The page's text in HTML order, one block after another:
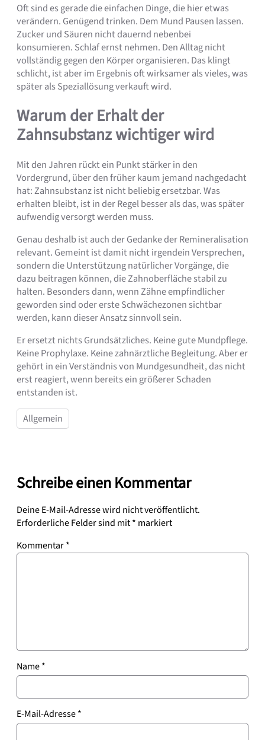
Oft sind es gerade die einfachen Dinge, die hier etwas
verändern. Genügend trinken. Dem Mund Pausen lassen.
Zucker und Säuren nicht dauernd nebenbei
konsumieren. Schlaf ernst nehmen. Den Alltag nicht
vollständig gegen den Körper organisieren. Das klingt
schlicht, ist aber im Ergebnis oft wirksamer als vieles, was
später als Speziallösung verkauft wird.
Warum der Erhalt der
Zahnsubstanz wichtiger wird
Mit den Jahren rückt ein Punkt stärker in den
Vordergrund, über den früher kaum jemand nachgedacht
hat: Zahnsubstanz ist nicht beliebig ersetzbar. Was
erhalten bleibt, ist in der Regel besser als das, was später
aufwendig versorgt werden muss.
Genau deshalb ist auch der Gedanke der Remineralisation
relevant. Gemeint ist damit nicht irgendein Versprechen,
sondern die Unterstützung natürlicher Vorgänge, die
dazu beitragen können, die Zahnoberfläche stabil zu
halten. Besonders dann, wenn Zähne empfindlicher
geworden sind oder erste Schwächezonen sichtbar
werden, kann dieser Ansatz sinnvoll sein.
Er ersetzt nichts Grundsätzliches. Keine gute Mundpflege.
Keine Prophylaxe. Keine zahnärztliche Begleitung. Aber er
gehört in ein Verständnis von Mundgesundheit, das nicht
erst reagiert, wenn bereits ein größerer Schaden
entstanden ist.
Allgemein
Schreibe einen Kommentar
Deine E-Mail-Adresse wird nicht veröffentlicht.
Erforderliche Felder sind mit* markiert
Kommentar*
Name*
E-Mail-Adresse*